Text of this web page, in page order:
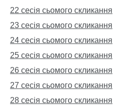
22 сесія сьомого скликання
23 сесія сьомого скликання
24 сесія сьомого скликання
25 сесія сьомого скликання
26 сесія сьомого скликання
27 сесія сьомого скликання
28 сесія сьомого скликання